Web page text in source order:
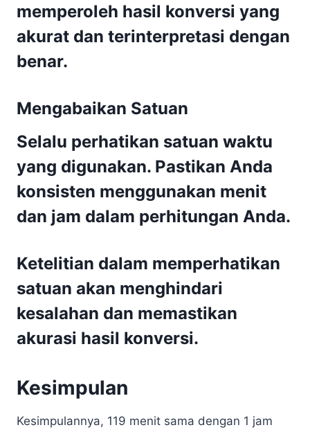
memperoleh hasil konversi yang
akurat dan terinterpretasi dengan
benar.
Mengabaikan Satuan
Selalu perhatikan satuan waktu
yang digunakan. Pastikan Anda
konsisten menggunakan menit
dan jam dalam perhitungan Anda.
Ketelitian dalam memperhatikan
satuan akan menghindari
kesalahan dan memastikan
akurasi hasil konversi.
Kesimpulan
Kesimpulannya, 119 menit sama dengan 1 jam